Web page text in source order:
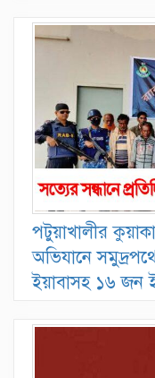
পটুয়াখালীর
অভিযানে
ইয়াবাসহ ১৬ জন